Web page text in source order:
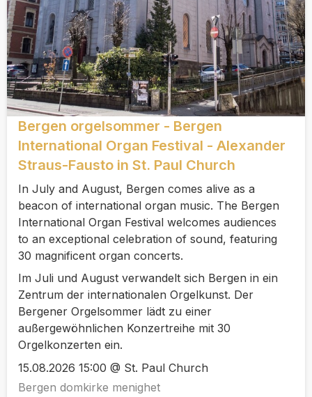
Bergen orgelsommer - Bergen
International Organ Festival - Alexander
Straus-Fausto in St. Paul Church
In July and August, Bergen comes alive as a
beacon of international organ music. The Bergen
International Organ Festival welcomes audiences
to an exceptional celebration of sound, featuring
30 magnificent organ concerts.
Im Juli und August verwandelt sich Bergen in ein
Zentrum der internationalen Orgelkunst. Der
Bergener Orgelsommer lädt zu einer
außergewöhnlichen Konzertreihe mit 30
Orgelkonzerten ein.
15.08.2026 15:00 @ St. Paul Church
Bergen domkirke menighet